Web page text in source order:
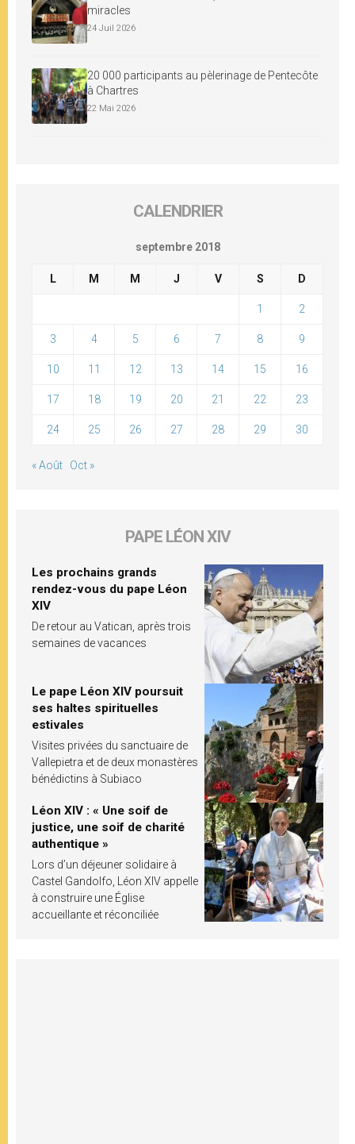
miracles
24 Juil 2026
20 000 participants au pèlerinage de Pentecôte
à Chartres
22 Mai 2026
CALENDRIER
septembre 2018
L M M J V S D
1 2
3 4 5 6 7 8 9
10 11 12 13 14 15 16
17 18 19 20 21 22 23
24 25 26 27 28 29 30
« Août Oct »
PAPE LÉON XIV
Les prochains grands
rendez-vous du pape Léon
XIV
De retour au Vatican, après trois
semaines de vacances
Le pape Léon XIV poursuit
ses haltes spirituelles
estivales
Visites privées du sanctuaire de
Vallepietra et de deux monastères
bénédictins à Subiaco
Léon XIV : « Une soif de
justice, une soif de charité
authentique »
Lors d’un déjeuner solidaire à
Castel Gandolfo, Léon XIV appelle
à construire une Église
accueillante et réconciliée